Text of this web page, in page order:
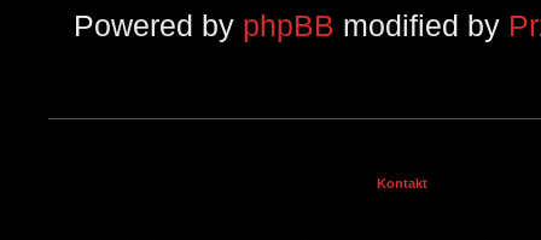
Powered by phpBB modified by
Kontakt